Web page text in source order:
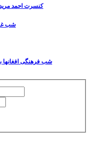
کنسرت احمد
شب
شب فرهنگی افغانها